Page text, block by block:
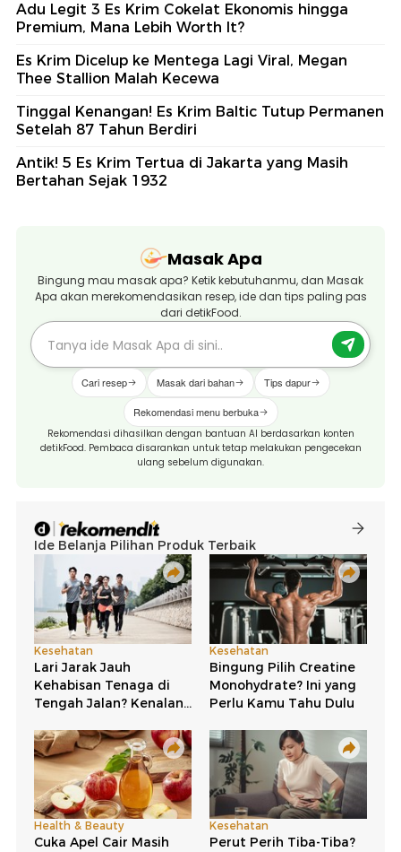
Adu Legit 3 Es Krim Cokelat Ekonomis hingga
Premium, Mana Lebih Worth It?
Es Krim Dicelup ke Mentega Lagi Viral, Megan
Thee Stallion Malah Kecewa
Tinggal Kenangan! Es Krim Baltic Tutup Permanen
Setelah 87 Tahun Berdiri
Antik! 5 Es Krim Tertua di Jakarta yang Masih
Bertahan Sejak 1932
Masak Apa
Bingung mau masak apa? Ketik kebutuhanmu, dan Masak
Apa akan merekomendasikan resep, ide dan tips paling pas
dari detikFood.
Cari resep Masak dari bahan Tips dapur
Rekomendasi menu berbuka
Rekomendasi dihasilkan dengan bantuan AI berdasarkan konten
detikFood. Pembaca disarankan untuk tetap melakukan pengecekan
ulang sebelum digunakan.